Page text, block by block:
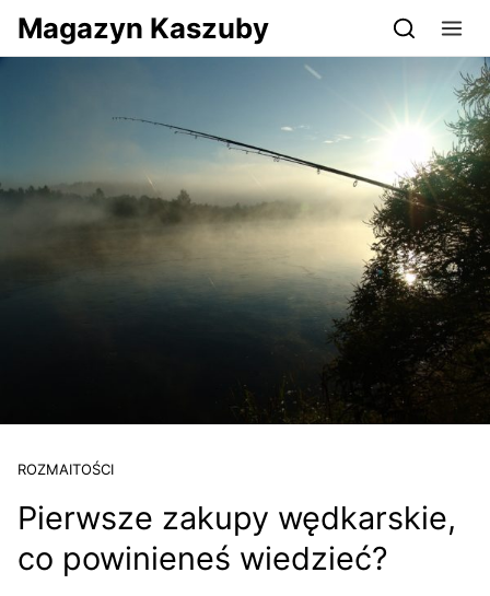
Przejdź do serwisu magazynkaszuby.pl
Magazyn Kaszuby
ROZMAITOŚCI
Pierwsze zakupy wędkarskie,
co powinieneś wiedzieć?